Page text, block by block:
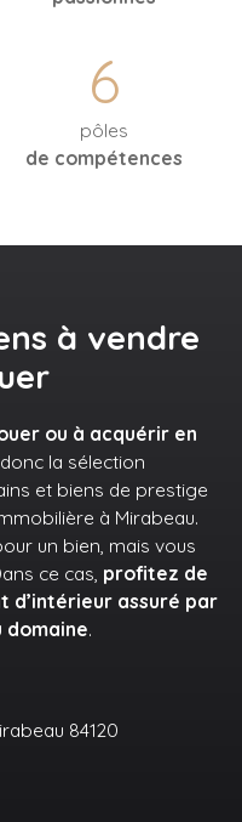
6
pôles
de compétences
à vendre
ou à acquérir en
la sélection
et biens de prestige
à Mirabeau.
un bien, mais vous
ce cas, profitez de
d’intérieur assuré par
domaine.